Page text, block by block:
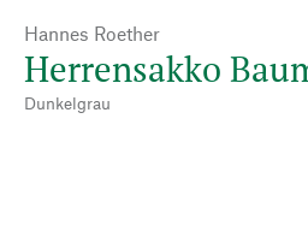
Hannes Roether
Herrensakko
Dunkelgrau